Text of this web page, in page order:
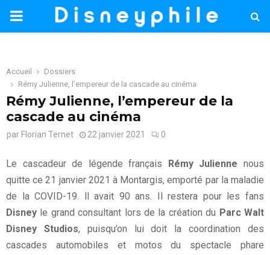
PRIMARY
Accueil
Dossiers
Rémy Julienne, l’empereur de la cascade au cinéma
Rémy Julienne, l’empereur de la
cascade au cinéma
par Florian Ternet 22 janvier 2021 0
Le cascadeur de légende français Rémy Julienne nous
quitte ce 21 janvier 2021 à Montargis, emporté par la maladie
de la COVID-19. ll avait 90 ans. Il restera pour les fans
Disney le grand consultant lors de la création du Parc Walt
Disney Studios, puisqu’on lui doit la coordination des
cascades automobiles et motos du spectacle phare